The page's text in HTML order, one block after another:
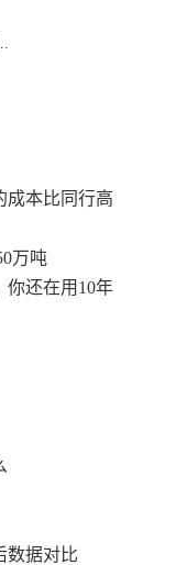
成本比同行高
万吨
你还在用10年
数据对比